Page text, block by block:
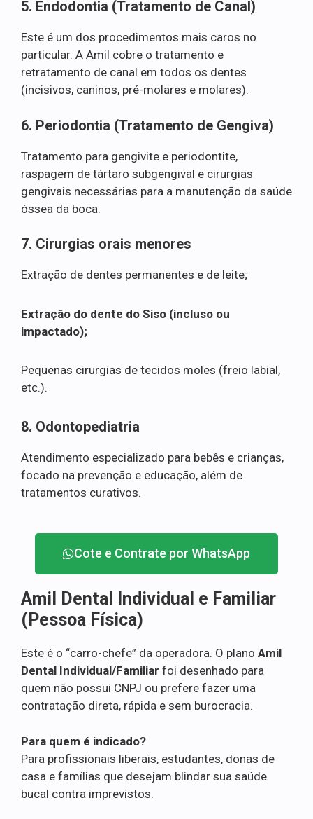
5. Endodontia (Tratamento de Canal)
Este é um dos procedimentos mais caros no
particular. A Amil cobre o tratamento e
retratamento de canal em todos os dentes
(incisivos, caninos, pré-molares e molares).
6. Periodontia (Tratamento de Gengiva)
Tratamento para gengivite e periodontite,
raspagem de tártaro subgengival e cirurgias
gengivais necessárias para a manutenção da saúde
óssea da boca.
7. Cirurgias orais menores
Extração de dentes permanentes e de leite;
Extração do dente do Siso (incluso ou
impactado);
Pequenas cirurgias de tecidos moles (freio labial,
etc.).
8. Odontopediatria
Atendimento especializado para bebês e crianças,
focado na prevenção e educação, além de
tratamentos curativos.
Cote e Contrate por WhatsApp
Amil Dental Individual e Familiar
(Pessoa Física)
Este é o “carro-chefe” da operadora. O plano Amil
Dental Individual/Familiar foi desenhado para
quem não possui CNPJ ou prefere fazer uma
contratação direta, rápida e sem burocracia.
Para quem é indicado?
Para profissionais liberais, estudantes, donas de
casa e famílias que desejam blindar sua saúde
bucal contra imprevistos.